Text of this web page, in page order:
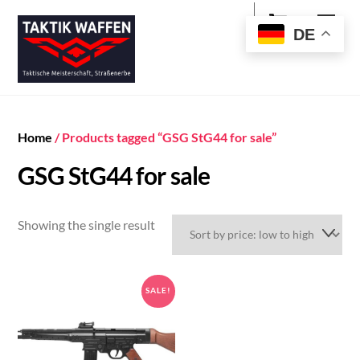
content
Cart
Home / Products tagged “GSG StG44 for sale”
GSG StG44 for sale
Showing the single result
SALE!
DE